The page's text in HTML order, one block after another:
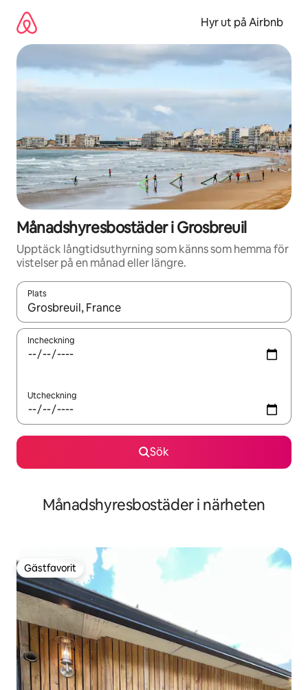
innehåll
Hyr ut på Airbnb
Månadshyresbostäder i Grosbreuil
Upptäck långtidsuthyrning som känns som hemma för
vistelser på en månad eller längre.
Plats
När resultaten är tillgängliga kan du navigera med upp- och
Incheckning
Utcheckning
Sök
Månadshyresbostäder i närheten
Gästfavorit
Gästfavorit